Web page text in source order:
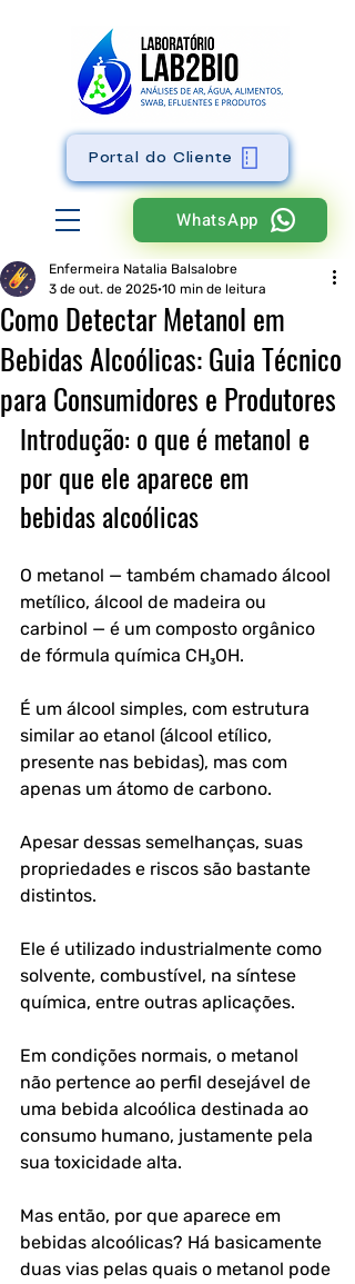
WhatsApp
Portal do Cliente
Como Detectar Metanol em
Bebidas Alcoólicas: Guia Técnico
para Consumidores e Produtores
Enfermeira Natalia Balsalobre
3 de out. de 2025 10 min de leitura
Introdução: o que é metanol e
por que ele aparece em
bebidas alcoólicas
O metanol — também chamado álcool
metílico, álcool de madeira ou
carbinol — é um composto orgânico
de fórmula química CH₃OH.
É um álcool simples, com estrutura
similar ao etanol (álcool etílico,
presente nas bebidas), mas com
apenas um átomo de carbono.
Apesar dessas semelhanças, suas
propriedades e riscos são bastante
distintos.
Ele é utilizado industrialmente como
solvente, combustível, na síntese
química, entre outras aplicações.
Em condições normais, o metanol
não pertence ao perfil desejável de
uma bebida alcoólica destinada ao
consumo humano, justamente pela
sua toxicidade alta.
Mas então, por que aparece em
bebidas alcoólicas? Há basicamente
duas vias pelas quais o metanol pode